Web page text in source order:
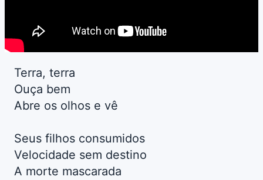
Terra, terra
Ouça bem
Abre os olhos e vê
Seus filhos consumidos
Velocidade sem destino
A morte mascarada